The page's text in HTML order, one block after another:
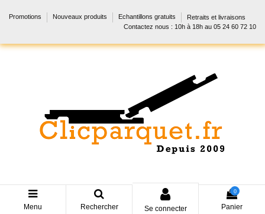
Promotions Nouveaux produits Echantillons gratuits
Retraits et livraisons
Contactez nous : 10h à 18h au 05 24 60 72 10
Menu Rechercher Se connecter
0
Panier